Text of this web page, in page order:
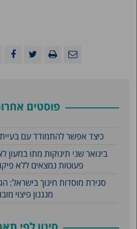
פוסטים
כיצד אפשר להתמודד עם
בינואר שני תינוקות מתו
פעוטות נמצאים ללא
סגירת מוסדות חינוך בישראל:
מנגנון פיצוי